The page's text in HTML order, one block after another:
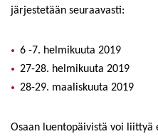
järjestetään seuraavasti:
6 -7. helmikuuta 2019
27-28. helmikuuta 2019
28-29. maaliskuuta 2019
Osaan luentopäivistä voi liittyä